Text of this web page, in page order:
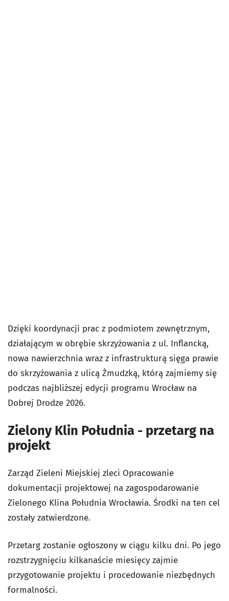
Dzięki koordynacji prac z podmiotem zewnętrznym,
działającym w obrębie skrzyżowania z ul. Inflancką,
nowa nawierzchnia wraz z infrastrukturą sięga prawie
do skrzyżowania z ulicą Żmudzką, którą zajmiemy się
podczas najbliższej edycji programu Wrocław na
Dobrej Drodze 2026.
Zielony Klin Południa - przetarg na
projekt
Zarząd Zieleni Miejskiej zleci Opracowanie
dokumentacji projektowej na zagospodarowanie
Zielonego Klina Południa Wrocławia. Środki na ten cel
zostały zatwierdzone.
Przetarg zostanie ogłoszony w ciągu kilku dni. Po jego
rozstrzygnięciu kilkanaście miesięcy zajmie
przygotowanie projektu i procedowanie niezbędnych
formalności.